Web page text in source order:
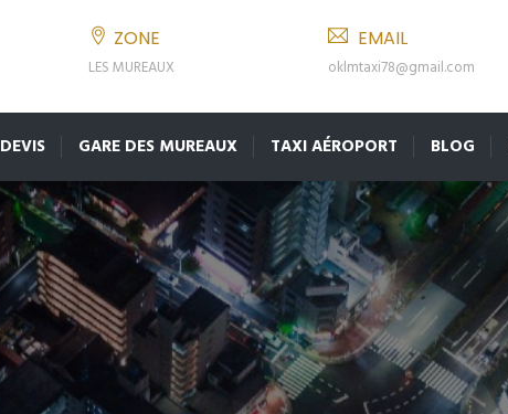
ZONE
LES MUREAUX
EMAIL
oklmtaxi78@gmail.com
DEVIS GARE DES MUREAUX TAXI AÉROPORT BLOG